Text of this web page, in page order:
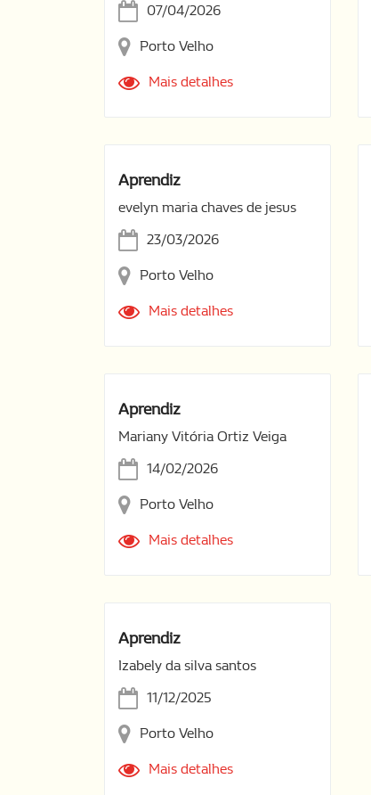
07/04/2026
Porto Velho
Mais detalhes
Aprendiz
evelyn maria chaves de jesus
23/03/2026
Porto Velho
Mais detalhes
Aprendiz
Mariany Vitória Ortiz Veiga
14/02/2026
Porto Velho
Mais detalhes
Aprendiz
Izabely da silva santos
11/12/2025
Porto Velho
Mais detalhes